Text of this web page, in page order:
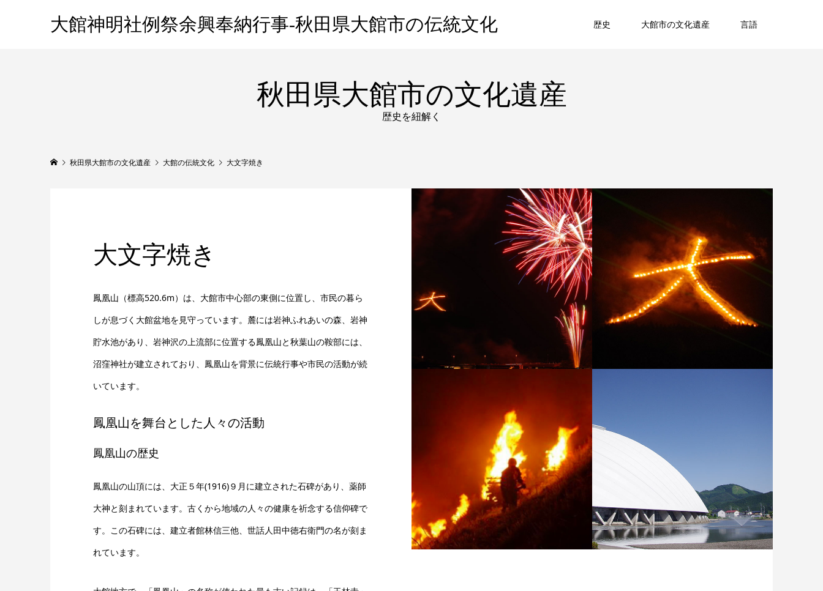
大館神明社例祭余興奉納行事-秋田県大館市の伝統文化 歴史 大館市の文化遺産 言語
秋田県大館市の文化遺産
歴史を紐解く
秋田県大館市の文化遺産 大館の伝統文化 大文字焼き
大文字焼き
鳳凰山（標高520.6m）は、大館市中心部の東側に位置し、市民の暮ら
しが息づく大館盆地を見守っています。麓には岩神ふれあいの森、岩神
貯水池があり、岩神沢の上流部に位置する鳳凰山と秋葉山の鞍部には、
沼窪神社が建立されており、鳳凰山を背景に伝統行事や市民の活動が続
いています。
鳳凰山を舞台とした人々の活動
鳳凰山の歴史
鳳凰山の山頂には、大正５年(1916)９月に建立された石碑があり、薬師
大神と刻まれています。古くから地域の人々の健康を祈念する信仰碑で
す。この石碑には、建立者館林信三他、世話人田中徳右衛門の名が刻ま
れています。